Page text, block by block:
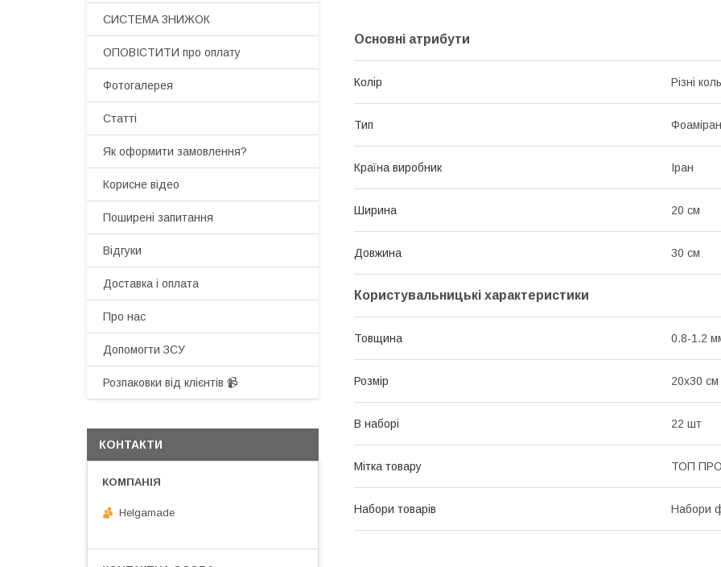
Основні атрибути
Колір Різні
Тип Фоаміран
Країна виробник Іран
Ширина 20 см
Довжина 30 см
Користувальницькі характеристики
Товщина 0.8-1.2
Розмір 20x30 см
В наборі 22 шт
Мітка товару ТОП
Набори товарів Набори
СИСТЕМА ЗНИЖОК
ОПОВІСТИТИ про оплату
Фотогалерея
Статті
Як оформити замовлення?
Корисне відео
Поширені запитання
Відгуки
Доставка і оплата
Про нас
Допомогти ЗСУ
Розпаковки від клієнтів 📹
КОНТАКТИ
Helgamade